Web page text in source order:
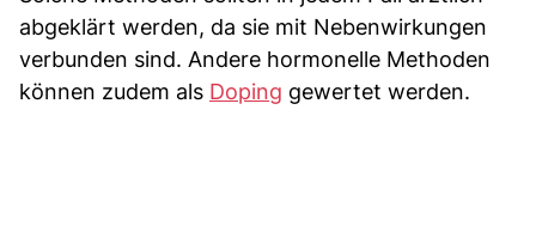
abgeklärt werden, da sie mit Nebenwirkungen
verbunden sind. Andere hormonelle Methoden
können zudem als Doping gewertet werden.